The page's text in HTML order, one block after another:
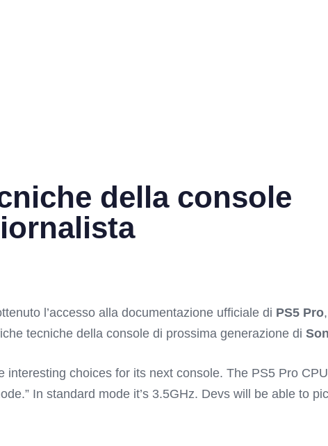
della console
l’accesso alla documentazione ufficiale di PS5 Pro
tecniche della console di prossima generazione di
choices for its next console. The PS5 Pro
In standard mode it’s 3.5GHz. Devs will be able to